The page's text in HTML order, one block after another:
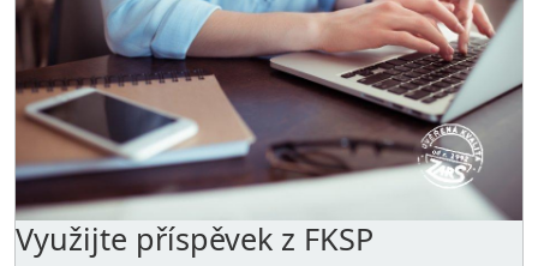
Využijte příspěvek z FKSP